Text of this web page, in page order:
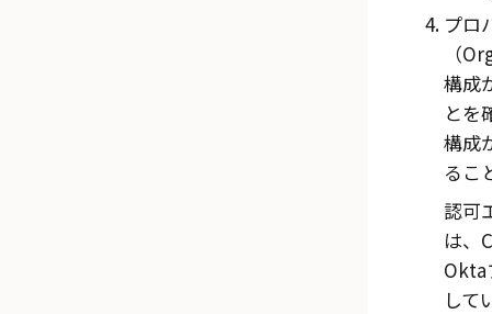
プロ
（
構成
とを
構成
るこ
認可
は、
Okta
して